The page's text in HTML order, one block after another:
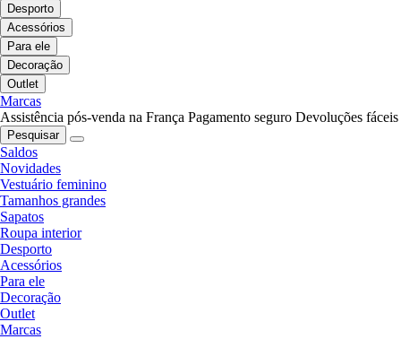
Desporto
Acessórios
Para ele
Decoração
Outlet
Marcas
Assistência pós-venda na França Pagamento seguro Devoluções fáceis
Pesquisar
Saldos
Novidades
Vestuário feminino
Tamanhos grandes
Sapatos
Roupa interior
Desporto
Acessórios
Para ele
Decoração
Outlet
Marcas